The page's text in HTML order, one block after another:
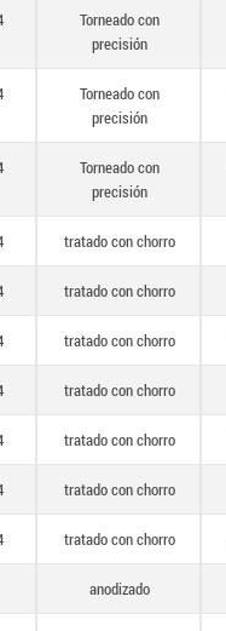
Torneado con
precisión
Torneado con
precisión
Torneado con
precisión
tratado con chorro
tratado con chorro
tratado con chorro
tratado con chorro
tratado con chorro
tratado con chorro
tratado con chorro
anodizado